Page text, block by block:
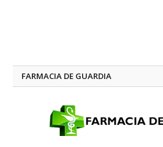
FARMACIA DE GUARDIA